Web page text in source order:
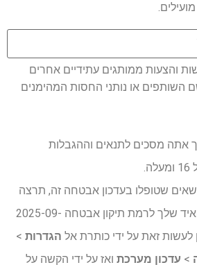
והצעות ממותגים עתידיים אחרים
השותפים או נותני החסות המהימנים
אתה מסכים לתנאים וההגבלות
שטופלו בעדכון אבטחה זה, תרצה
לעדכן את טלפון האנדרואיד שלך לרמת תיקון אבטחה 2025-09-
הגדרות >
> עדכון מערכת ואז על ידי הקשה על